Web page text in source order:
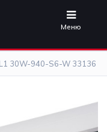
Меню
30W-940-S6-W 33136